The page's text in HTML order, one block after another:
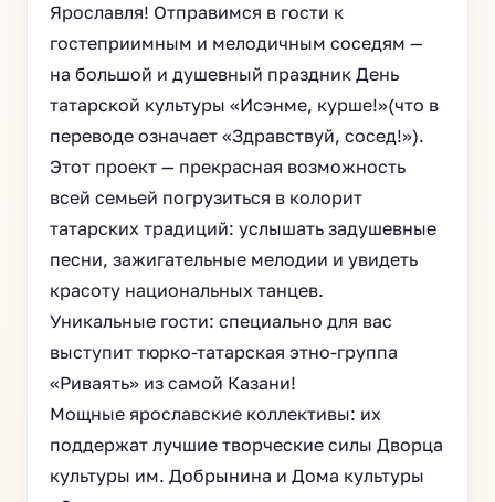
Ярославля! Отправимся в гости к
гостеприимным и мелодичным соседям —
на большой и душевный праздник День
татарской культуры «Исэнме, курше!»(что в
переводе означает «Здравствуй, сосед!»).
Этот проект — прекрасная возможность
всей семьей погрузиться в колорит
татарских традиций: услышать задушевные
песни, зажигательные мелодии и увидеть
красоту национальных танцев.
Уникальные гости: специально для вас
выступит тюрко-татарская этно-группа
«Риваять» из самой Казани!
Мощные ярославские коллективы: их
поддержат лучшие творческие силы Дворца
культуры им. Добрынина и Дома культуры